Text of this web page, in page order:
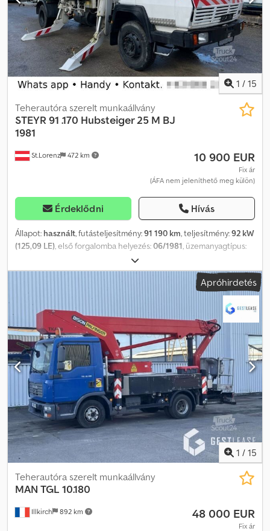
29426
1 / 15
St.Lorenz 472 km
Teherautóra szerelt munkaállvány
STEYR 91 .170 Hubsteiger 25 M BJ
1981
10 900 EUR
Fix ár
(ÁFA nem jeleníthető meg külön)
Érdeklődni Hívás
Állapot: használt, futásteljesítmény:91 190 km, teljesítmény:92 kW
(125,09 LE), első forgalomba helyezés:06/1981, üzemanyagtípus:
, tengelyelrendezés:
fehér, hajtástípus:mechanikai, * Steyr 91.170 4x2 * Emelőkosár 25
méterig * Kézi sebességváltó * Teljes laprugós felfüggesztés *
Alvázszám: 8910841394 * Motortípus: 612603313 * Teljesítmény: 92
kW * Hengerűrtartalom: 6 595 ccm * Saját tömeg: 13 795 kg *
Össztömeg: 16 000 kg * Tengelytáv: 5 600 mm * Gépjármű hossza:
11 700 mm * Gépjármű szélessége: 2 500 mm * Gépjármű
magassága: 3 450 mm Codpfx Ajkq Ap Eoi Ajrf * Gumiabroncs: 11 R
22,5 * Különbözeti adózás * Minden adat garancia nélkül
Tel./WhatsApp:
Apróhirdetés
1 / 15
Illkirch 892 km
Teherautóra szerelt munkaállvány
MAN TGL 10.180
48 000 EUR
Fix ár